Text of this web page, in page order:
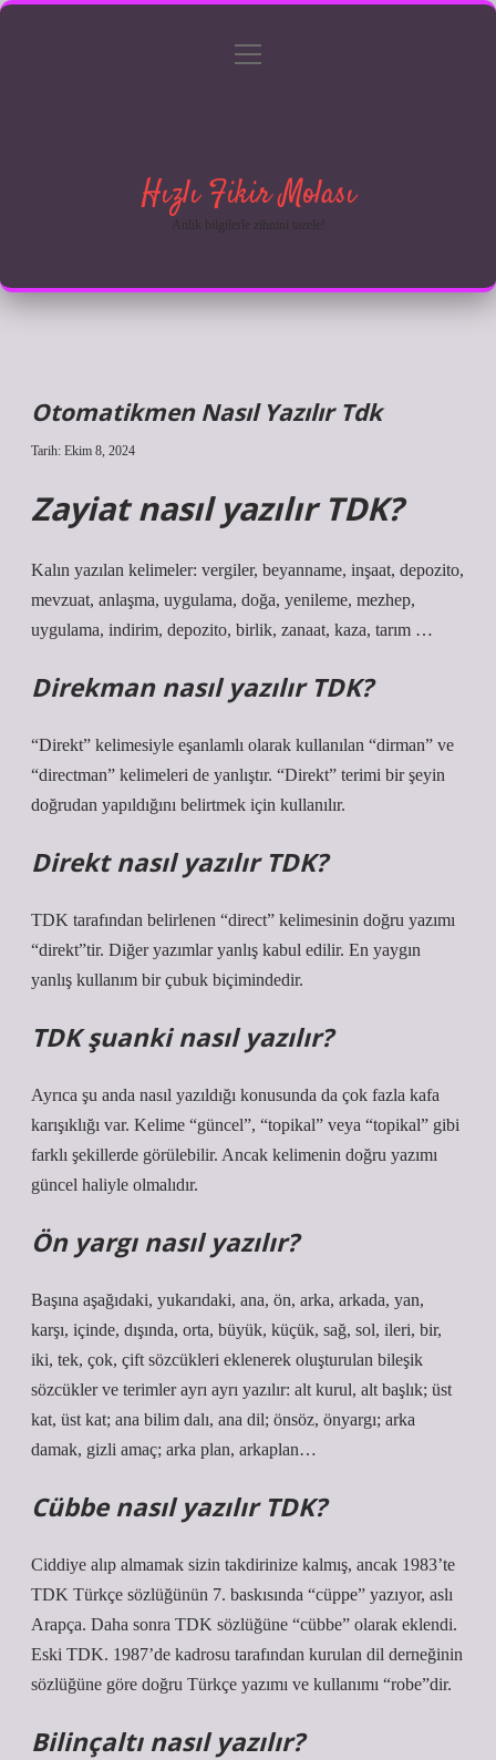
Gizlilik Politikası
menüyü
Hızlı Fikir Molası
Anlık bilgilerle zihnini tazele!
Otomatikmen Nasıl Yazılır Tdk
Tarih: Ekim 8, 2024
Zayiat nasıl yazılır TDK?
Kalın yazılan kelimeler: vergiler, beyanname, inşaat, depozito,
mevzuat, anlaşma, uygulama, doğa, yenileme, mezhep,
uygulama, indirim, depozito, birlik, zanaat, kaza, tarım …
Direkman nasıl yazılır TDK?
“Direkt” kelimesiyle eşanlamlı olarak kullanılan “dirman” ve
“directman” kelimeleri de yanlıştır. “Direkt” terimi bir şeyin
doğrudan yapıldığını belirtmek için kullanılır.
Direkt nasıl yazılır TDK?
TDK tarafından belirlenen “direct” kelimesinin doğru yazımı
“direkt”tir. Diğer yazımlar yanlış kabul edilir. En yaygın
yanlış kullanım bir çubuk biçimindedir.
TDK şuanki nasıl yazılır?
Ayrıca şu anda nasıl yazıldığı konusunda da çok fazla kafa
karışıklığı var. Kelime “güncel”, “topikal” veya “topikal” gibi
farklı şekillerde görülebilir. Ancak kelimenin doğru yazımı
güncel haliyle olmalıdır.
Ön yargı nasıl yazılır?
Başına aşağıdaki, yukarıdaki, ana, ön, arka, arkada, yan,
karşı, içinde, dışında, orta, büyük, küçük, sağ, sol, ileri, bir,
iki, tek, çok, çift sözcükleri eklenerek oluşturulan bileşik
sözcükler ve terimler ayrı ayrı yazılır: alt kurul, alt başlık; üst
kat, üst kat; ana bilim dalı, ana dil; önsöz, önyargı; arka
damak, gizli amaç; arka plan, arkaplan…
Cübbe nasıl yazılır TDK?
Ciddiye alıp almamak sizin takdirinize kalmış, ancak 1983’te
TDK Türkçe sözlüğünün 7. baskısında “cüppe” yazıyor, aslı
Arapça. Daha sonra TDK sözlüğüne “cübbe” olarak eklendi.
Eski TDK. 1987’de kadrosu tarafından kurulan dil derneğinin
sözlüğüne göre doğru Türkçe yazımı ve kullanımı “robe”dir.
Bilinçaltı nasıl yazılır?